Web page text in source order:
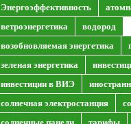
Энергоэффективность
ветроэнергетика
водород
возобновляемая энергетика
зеленая энергетика
инвестиции в ВИЭ
солнечная электростанция
солнечные панели
тарифы